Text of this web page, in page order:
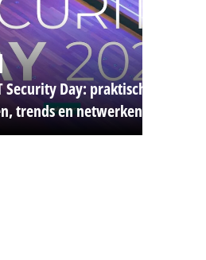
Security Day: praktische
trends en netwerken